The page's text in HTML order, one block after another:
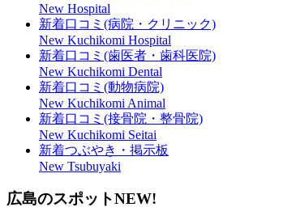
New Hospital
新着口コミ(病院・クリニック)
New Kuchikomi Hospital
新着口コミ(歯医者・歯科医院)
New Kuchikomi Dental
新着口コミ(動物病院)
New Kuchikomi Animal
新着口コミ(接骨院・整骨院)
New Kuchikomi Seitai
新着つぶやき・掲示板
New Tsubuyaki
広島のスポットNEW!